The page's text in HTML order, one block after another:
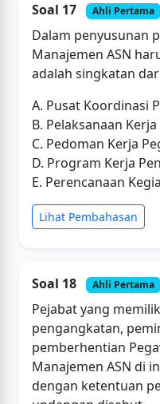
Soal 17 Ahli Pertama
Dalam penyusunan
Manajemen ASN
adalah singkatan
A. Pusat Koordinasi
B. Pelaksanaan
C. Pedoman Kerja
D. Program Kerja
E. Perencanaan
Lihat Pembahasan
Soal 18 Ahli Pertama
Pejabat yang
pengangkatan,
pemberhentian
Manajemen ASN di
dengan ketentuan